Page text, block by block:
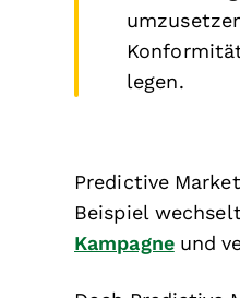
legen.
Predictive
Beispiel
Kampagneund